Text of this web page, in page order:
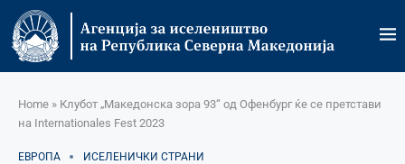
Home » Клубот „Македонска зора 93“ од Офенбург ќе се претстави
на Internationales Fest 2023
ЕВРОПА ИСЕЛЕНИЧКИ СТРАНИ